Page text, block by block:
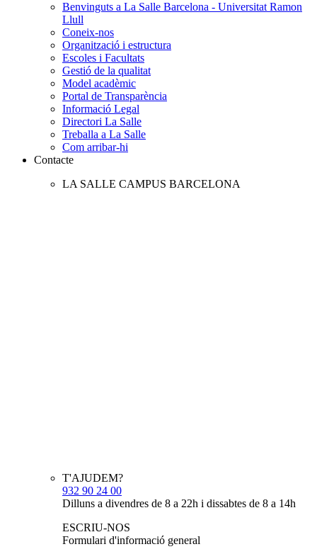
Benvinguts a La Salle Barcelona - Universitat Ramon
Llull
Coneix-nos
Organització i estructura
Escoles i Facultats
Gestió de la qualitat
Model acadèmic
Portal de Transparència
Informació Legal
Directori La Salle
Treballa a La Salle
Com arribar-hi
Contacte
LA SALLE CAMPUS BARCELONA
T'AJUDEM?
932 90 24 00
Dilluns a divendres de 8 a 22h i dissabtes de 8 a 14h
ESCRIU-NOS
Formulari d'informació general